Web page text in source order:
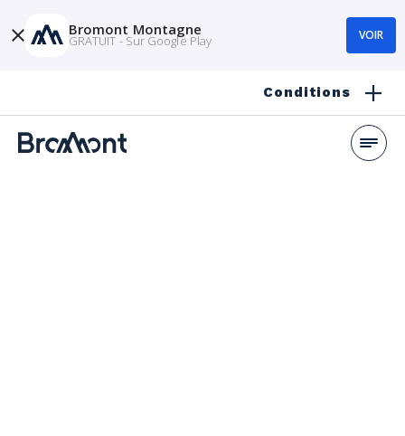
Conditions
Bromont Montagne
GRATUIT - Sur Google Play VOIR